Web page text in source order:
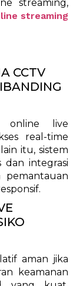
streaming,
streaming
CCTV
online live
real-time
itu, sistem
integrasi
pemantauan
aman jika
keamanan